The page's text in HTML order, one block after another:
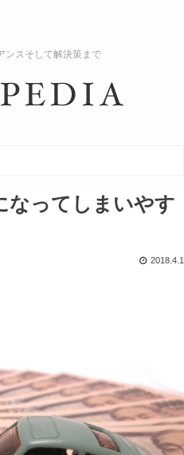
ンスそして解決策まで
なってしまいやす
2018.4.1